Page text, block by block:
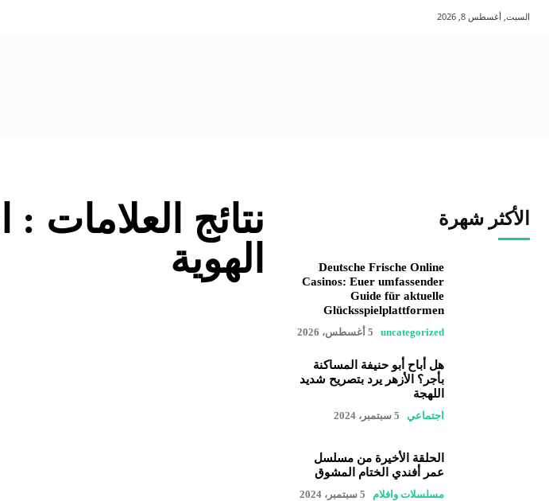
السبت, أغسطس 8, 2026
نتائج العلامات :
الهوية
الأكثر شهرة
Deutsche Frische Online
Casinos: Euer umfassender
Guide für aktuelle
Glücksspielplattformen
uncategorized 5 أغسطس، 2026
هل أباح أبو حنيفة المساكنة
بأجر؟ الأزهر يرد بتصريح شديد
اللهجة
اجتماعي 5 سبتمبر، 2024
الحلقة الأخيرة من مسلسل
عمر أفندي الختام المشوق
مسلسلات وافلام 5 سبتمبر، 2024